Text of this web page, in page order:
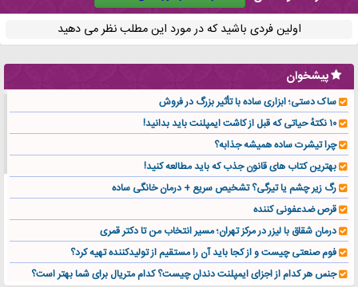
اولین فردی باشید که در مورد این مطلب نظر می دهید
پیشخوان
ساک دستی؛ ابزاری ساده با تأثیر بزرگ در فروش
۱۰ نکتهٔ حیاتی که قبل از کاشت ایمپلنت باید بدانید!
چرا تیشرت ساده همیشه جذابه؟
بهترین کتاب های قانون جذب که باید مطالعه کنید!
رگ زیر چشم یا تیرگی؟ تشخیص سریع + درمان خانگی ساده
قرص ضدعفونی کننده
درمان شقاق با لیزر در مرکز تهران؛ مسیر انتخاب من تا دکتر قمری
فوم صنعتی چیست و از کجا باید آن را مستقیم از تولیدکننده تهیه کرد؟
جنس هر کدام از اجزای ایمپلنت دندان چیست؟ کدام متریال برای شما بهتر است؟